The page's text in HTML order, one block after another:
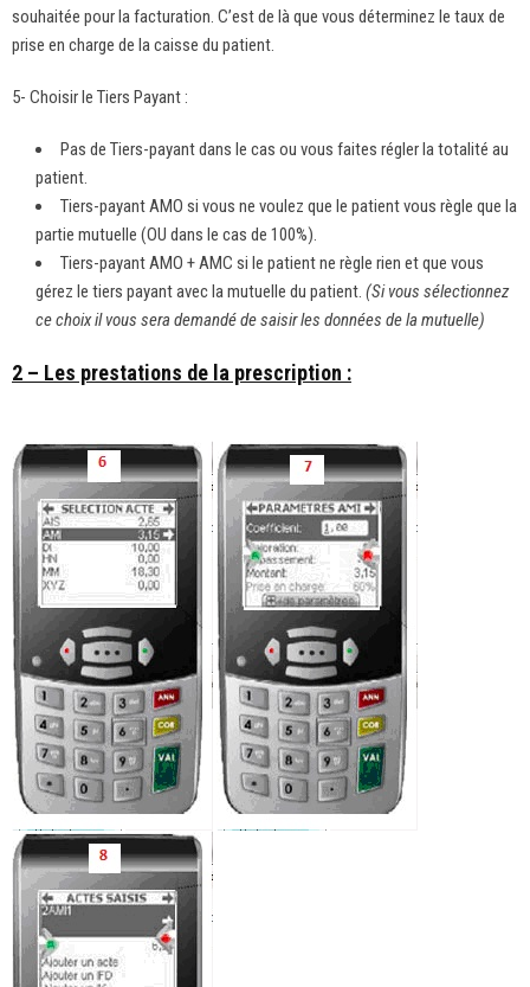
souhaitée pour la facturation. C’est de là que vous déterminez le taux de
prise en charge de la caisse du patient.
5- Choisir le Tiers Payant :
Pas de Tiers-payant dans le cas ou vous faites régler la totalité au
patient.
Tiers-payant AMO si vous ne voulez que le patient vous règle que la
partie mutuelle (OU dans le cas de 100%).
Tiers-payant AMO + AMC si le patient ne règle rien et que vous
gérez le tiers payant avec la mutuelle du patient. (Si vous sélectionnez
ce choix il vous sera demandé de saisir les données de la mutuelle)
2 – Les prestations de la prescription :